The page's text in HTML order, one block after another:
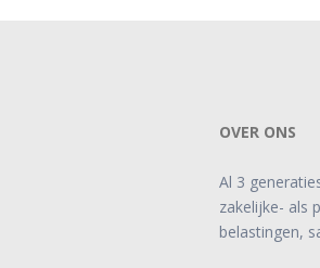
OVER ONS
Al 3
zakelijke- als
belastingen,